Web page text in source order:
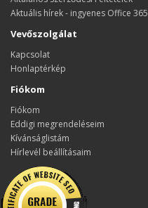
Aktuális hírek - ingyenes Office 365
Vevőszolgálat
Kapcsolat
Honlaptérkép
Fiókom
Fiókom
Eddigi megrendeléseim
Kívánságlistám
Hírlevél beállításaim